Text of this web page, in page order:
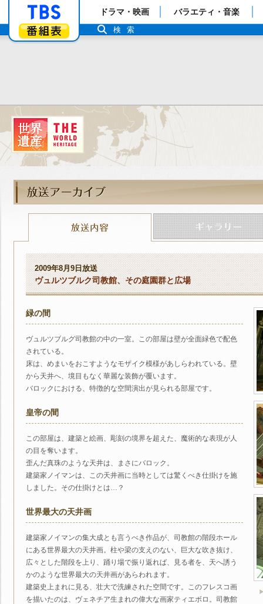
「TBSテレビ」トップページ
番組表
ドラマ・映画 バラエティ・音楽
検索
2009年8月9日放送
ヴュルツブルク司教館、その庭園群と広場
緑の間
ヴュルツブルグ司教館の中の一室。この部屋は壁が全面緑色で配色
されている。
床は、めまいをおこすようなモザイク模様があしらわれている。壁
から天井へ、境目もなく華麗な装飾が覆います。
バロックにおける、特徴的な空間演出が見られる部屋です。
皇帝の間
この部屋は、建築と絵画、彫刻の境界を超えた、魔術的な表現が人
の目を奪います。
歪んだ真珠のような天井は、まさにバロック。
建築家ノイマンは、この天井画に当時としては驚くべき仕掛けを施
しました。その仕掛けとは…？
世界最大の天井画
建築家ノイマンの集大成とも言うべき作品が、司教館の階段ホール
にある世界最大の天井画。柱や梁の支えのない、巨大な吹き抜け、
広々とした階段を上り、踊り場で振り返れば、見る者を、天へ誘う
かのような世界最大の天井画があらわれます。
建築史上まれに見る、壮大で洗練された空間です。このフレスコ画
を描いたのは、ヴェネチア生まれの偉大な画家ティエボロ。司教館